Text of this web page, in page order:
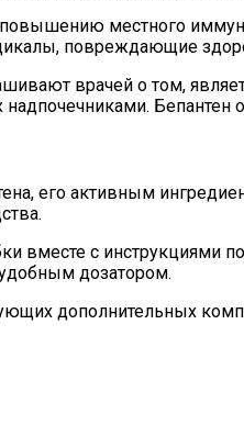
местного
повреждающие
врачей о том,
его активным
с инструкциями
дозатором.
дополнительных